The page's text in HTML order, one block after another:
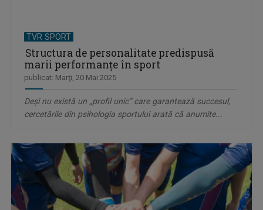
TVR SPORT
Structura de personalitate predispusă
marii performanțe în sport
publicat: Marţi, 20 Mai 2025
Deși nu există un „profil unic” care garantează succesul,
cercetările din psihologia sportului arată că anumite...